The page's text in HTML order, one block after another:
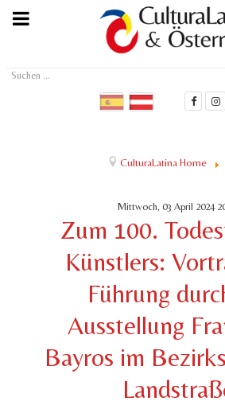
Suchen
CulturaLatina Home
Mittwoch, 03 April 2024
Zum 100.
Künstlers:
Führung
Ausstellung
Bayros im